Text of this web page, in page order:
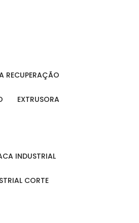
RECUPERAÇÃO
EXTRUSORA
INDUSTRIAL
CORTE